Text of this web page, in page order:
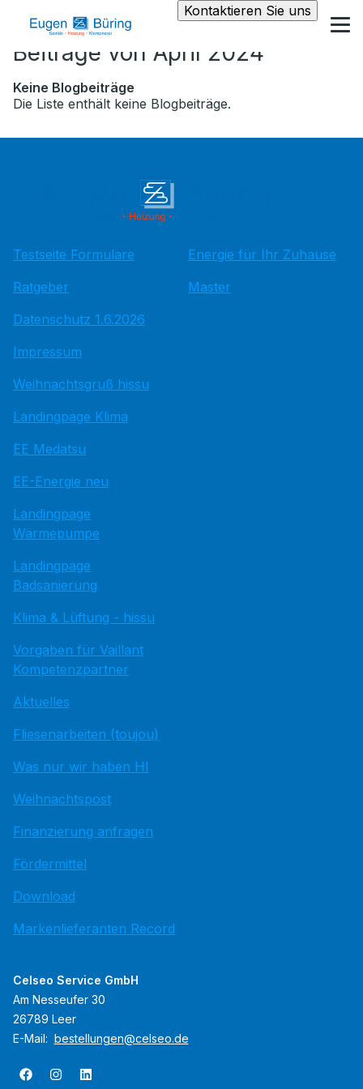
Kontaktieren Sie uns
Beiträge von April 2024
Keine Blogbeiträge
Die Liste enthält keine Blogbeiträge.
Testseite Formulare
Ratgeber
Datenschutz 1.6.2026
Impressum
Weihnachtsgruß hissu
Landingpage Klima
EE Medatsu
EE-Energie neu
Landingpage
Wärmepumpe
Landingpage
Badsanierung
Klima & Lüftung - hissu
Vorgaben für Vaillant
Kompetenzpartner
Aktuelles
Fliesenarbeiten (toujou)
Was nur wir haben HI
Weihnachtspost
Finanzierung anfragen
Fördermittel
Download
Markenlieferanten Record
Energie für Ihr Zuhause
Master
Celseo Service GmbH
Am Nesseufer 30
26789 Leer
E-Mail: bestellungen@celseo.de